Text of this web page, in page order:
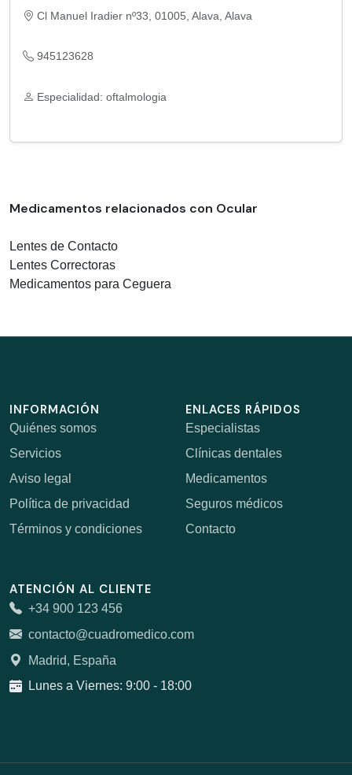
Cl Manuel Iradier nº33, 01005, Alava, Alava
945123628
Especialidad: oftalmologia
Medicamentos relacionados con Ocular
Lentes de Contacto
Lentes Correctoras
Medicamentos para Ceguera
INFORMACIÓN
Quiénes somos
Servicios
Aviso legal
Política de privacidad
Términos y condiciones
ENLACES RÁPIDOS
Especialistas
Clínicas dentales
Medicamentos
Seguros médicos
Contacto
ATENCIÓN AL CLIENTE
+34 900 123 456
contacto@cuadromedico.com
Madrid, España
Lunes a Viernes: 9:00 - 18:00